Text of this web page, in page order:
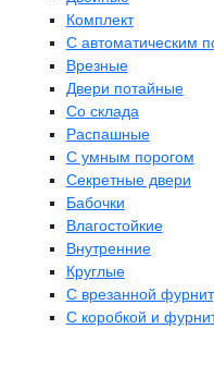
Комплект
С автоматическим
Врезные
Двери потайные
Со склада
Распашные
С умным порогом
Секретные двери
Бабочки
Влагостойкие
Внутренние
Круглые
С врезанной
С коробкой и